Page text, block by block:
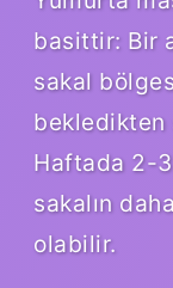
basittir: Bir
sakal
bekledikten
Haftada 2-3
sakalın
olabilir.